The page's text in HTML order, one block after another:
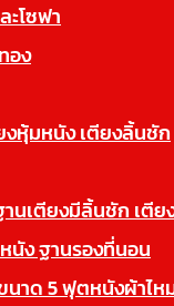
โซฟา
อง
งหุ้มหนัง เตียงลิ้นชัก
นเตียงมีลิ้นชัก เตี
นัง ฐานรองที่นอน
นาด 5 ฟุตหนังผ้าไห